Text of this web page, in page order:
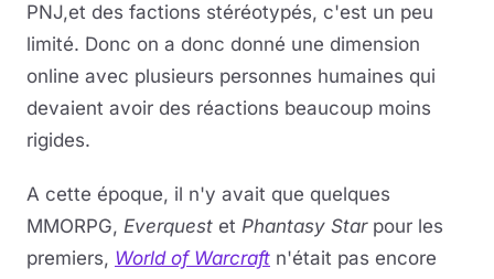
PNJ,et des factions stéréotypés, c'est un peu
limité. Donc on a donc donné une dimension
online avec plusieurs personnes humaines qui
devaient avoir des réactions beaucoup moins
rigides.
A cette époque, il n'y avait que quelques
MMORPG, Everquest et Phantasy Starpour les
premiers, World of Warcraft n'était pas encore